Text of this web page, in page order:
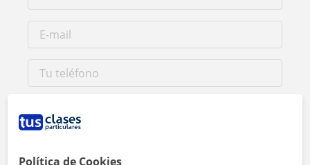
Política de Cookies